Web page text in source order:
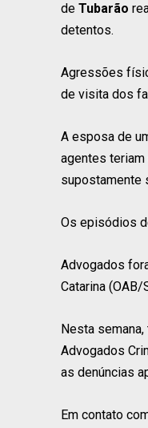
de Tubarão
detentos.
Agressões
de visita dos
A esposa de
agentes
supostamente
Os episódios
Advogados
Catarina
Nesta
Advogados
as denúncias
Em contato